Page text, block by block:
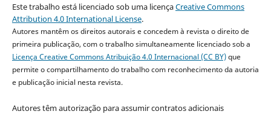
Este trabalho está licenciado sob uma licençaCreative Commons
Attribution 4.0 International License.
Autores mantêm os direitos autorais e concedem à revista o direito de
primeira publicação, com o trabalho simultaneamente licenciado sob a
Licença Creative Commons Atribuição 4.0 Internacional (CC BY)que
permite o compartilhamento do trabalho com reconhecimento da autoria
e publicação inicial nesta revista.
Autores têm autorização para assumir contratos adicionais